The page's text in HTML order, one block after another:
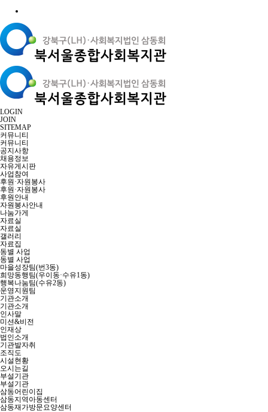
LOGIN
JOIN
SITEMAP
커뮤니티
커뮤니티
공지사항
채용정보
자유게시판
사업참여
후원·자원봉사
후원·자원봉사
후원안내
자원봉사안내
나눔가게
자료실
자료실
갤러리
자료집
동별 사업
동별 사업
마을성장팀(번3동)
희망동행팀(우이동·수유1동)
행복나눔팀(수유2동)
운영지원팀
기관소개
기관소개
인사말
미션&비전
인재상
법인소개
기관발자취
조직도
시설현황
오시는길
부설기관
부설기관
삼동어린이집
삼동지역아동센터
삼동재가방문요양센터